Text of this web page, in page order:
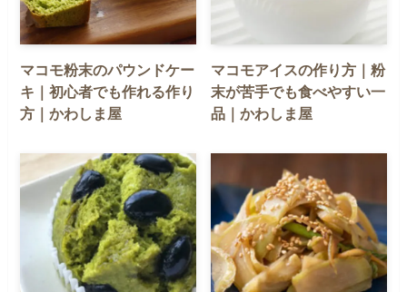
マコモ粉末のパウンドケー
キ｜初心者でも作れる作り
方｜かわしま屋
マコモアイスの作り方｜粉
末が苦手でも食べやすい一
品｜かわしま屋